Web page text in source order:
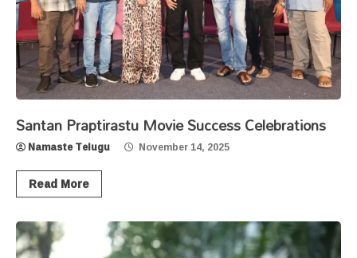
Santan Praptirastu Movie Success Celebrations
Namaste Telugu November 14, 2025
Read More